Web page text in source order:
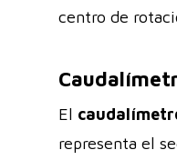
centro de
El
representa el